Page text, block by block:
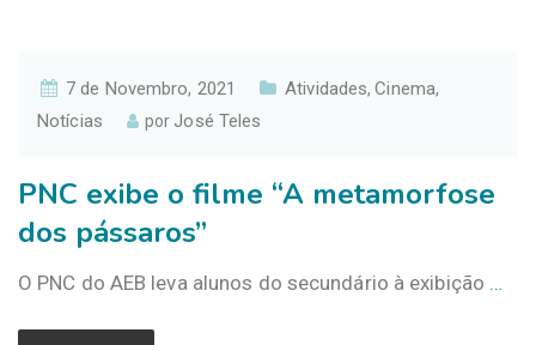
7 de Novembro, 2021 Atividades,Cinema,
Notícias porJosé Teles
PNC exibe o filme “A metamorfose
dos pássaros”
O PNC do AEB leva alunos do secundário à exibição …